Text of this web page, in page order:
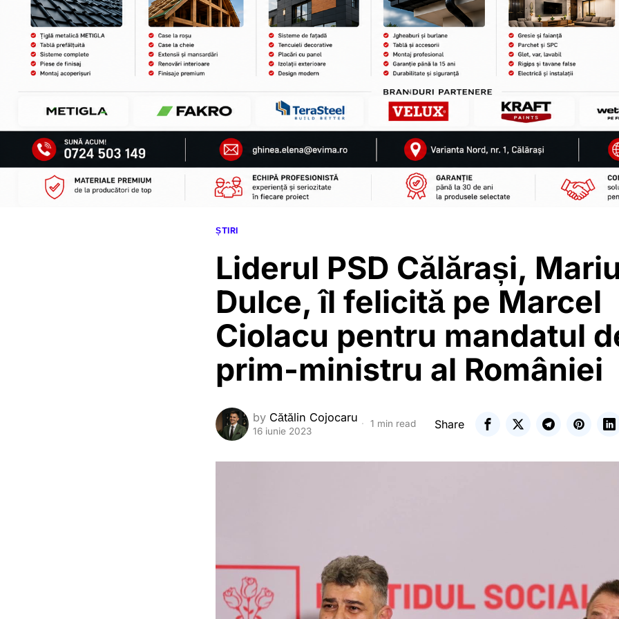
ȘTIRI
Liderul PSD Călărași,
Dulce, îl felicită pe Marcel
Ciolacu pentru mandatul
prim-ministru al României
by Cătălin Cojocaru
16 iunie 2023
1 min read Share